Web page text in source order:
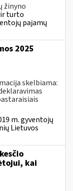
žinyno
ir turto
pajamų
2025
skelbiama:
m. gyventojų
Lietuvos
kai